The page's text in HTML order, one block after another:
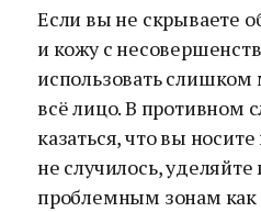
Если вы не скрываете
и кожу с
использовать слишком
всё лицо. В противном
казаться, что вы
не случилось,
проблемным зонам как